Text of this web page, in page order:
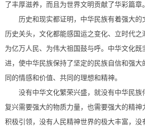
了丰厚滋养，而且为世界文明贡献了华彩篇章。
历史和现实都证明，中华民族有着强大的
历史关头，文化都能感国运之变化、立时代之
为亿万人民、为伟大祖国鼓与呼。中华文化既
进，使中华民族保持了坚定的民族自信和强大
同的情感和价值、共同的理想和精神。
没有中华文化繁荣兴盛，就没有中华民族
复兴需要强大的物质力量，也需要强大的精神
积极引领，没有人民精神世界的极大丰富，没